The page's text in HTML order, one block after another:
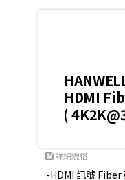
HDMI
(
feed詳細規格